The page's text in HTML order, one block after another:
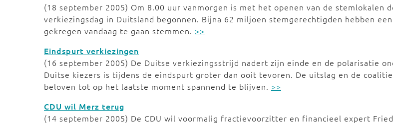
(18 september 2005) Om 8.00 uur vanmorgen is met het openen van de stemlokalen
verkiezingsdag in Duitsland begonnen. Bijna 62 miljoen stemgerechtigden hebben
gekregen vandaag te gaan stemmen. >>
Eindspurt verkiezingen
(16 september 2005) De Duitse verkiezingsstrijd nadert zijn einde en de polarisatie
Duitse kiezers is tijdens de eindspurt groter dan ooit tevoren. De uitslag en de
beloven tot op het laatste moment spannend te blijven. >>
CDU wil Merz terug
(14 september 2005) De CDU wil voormalig fractievoorzitter en financieel expert